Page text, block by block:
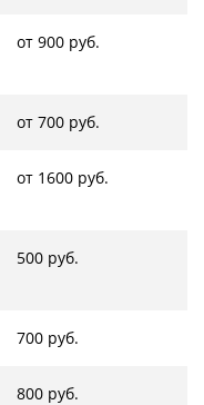
от 900 руб.
от 700 руб.
от 1600 руб.
500 руб.
700 руб.
800 руб.